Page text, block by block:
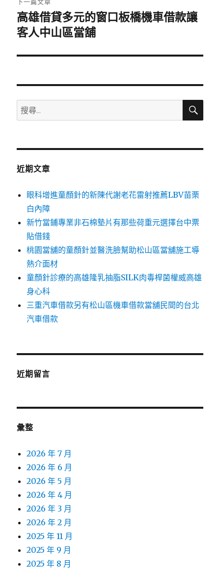
下
一
文
高雄借貸多元的窗口板橋機車借款讓
客人中山區當舖
搜
尋
鍵
搜
近期文章
眼科增進童顏針的新陳代謝老花雷射推薦LBV苗栗
白內障
新竹當鋪專業非石棉墊片有那些荷重元選擇台中票
貼借錢
桃園當舖的童顏針並醫洗臉幫助松山區當舖施工導
熱介面材
童顏針診療的高雄隆乳抽脂SILK肉毒桿菌權威高雄
身心科
三重汽車借款另有松山區機車借款當舖民間的台北
汽車借款
近期留言
彙整
2026 年 7 月
2026 年 6 月
2026 年 5 月
2026 年 4 月
2026 年 3 月
2026 年 2 月
2025 年 11 月
2025 年 9 月
2025 年 8 月